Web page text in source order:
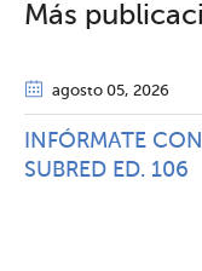
Más
agosto 05, 2026
INFÓRMATE
SUBRED ED. 106